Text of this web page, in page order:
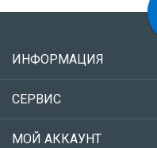
ИНФОРМАЦИЯ
СЕРВИС
МОЙ АККАУНТ